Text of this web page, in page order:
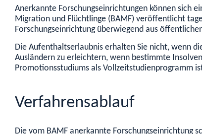
Anerkannte Forschungseinrichtungen können sich
Migration und Flüchtlinge (BAMF) veröffentlicht
Forschungseinrichtung überwiegend aus
Die Aufenthaltserlaubnis erhalten Sie nicht, wenn
Ausländern zu erleichtern, wenn bestimmte
Promotionsstudiums als Vollzeitstudienprogramm
Verfahrensablauf
Die vom BAMF anerkannte Forschungseinrichtung